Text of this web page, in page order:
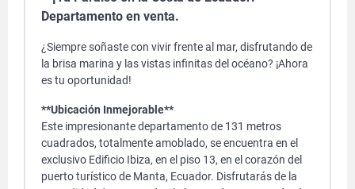
Departamento en venta.
¿Siempre soñaste con vivir frente al mar, disfrutando de
la brisa marina y las vistas infinitas del océano? ¡Ahora
es tu oportunidad!
**Ubicación Inmejorable**
Este impresionante departamento de 131 metros
cuadrados, totalmente amoblado, se encuentra en el
exclusivo Edificio Ibiza, en el piso 13, en el corazón del
puerto turístico de Manta, Ecuador. Disfrutarás de la